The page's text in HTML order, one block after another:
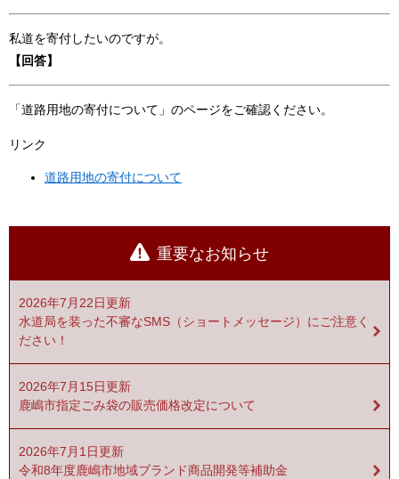
私道を寄付したいのですが。
【回答】
「道路用地の寄付について」のページをご確認ください。
リンク
道路用地の寄付について
重要なお知らせ
2026年7月22日更新
水道局を装った不審なSMS（ショートメッセージ）にご注意く
ださい！
2026年7月15日更新
鹿嶋市指定ごみ袋の販売価格改定について
2026年7月1日更新
令和8年度鹿嶋市地域ブランド商品開発等補助金